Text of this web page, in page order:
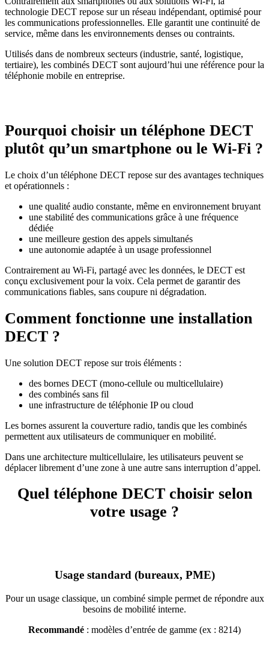
technologie DECT repose sur un réseau indépendant, optimisé pour
les communications professionnelles. Elle garantit une continuité de
service, même dans les environnements denses ou contraints.
Utilisés dans de nombreux secteurs (industrie, santé, logistique,
tertiaire), les combinés DECT sont aujourd’hui une référence pour la
téléphonie mobile en entreprise.
Pourquoi choisir un téléphone DECT
plutôt qu’un smartphone ou le Wi-Fi ?
Le choix d’un téléphone DECT repose sur des avantages techniques
et opérationnels :
une qualité audio constante, même en environnement bruyant
une stabilité des communications grâce à une fréquence
dédiée
une meilleure gestion des appels simultanés
une autonomie adaptée à un usage professionnel
Contrairement au Wi-Fi, partagé avec les données, le DECT est
conçu exclusivement pour la voix. Cela permet de garantir des
communications fiables, sans coupure ni dégradation.
Comment fonctionne une installation
DECT ?
Une solution DECT repose sur trois éléments :
des bornes DECT (mono-cellule ou multicellulaire)
des combinés sans fil
une infrastructure de téléphonie IP ou cloud
Les bornes assurent la couverture radio, tandis que les combinés
permettent aux utilisateurs de communiquer en mobilité.
Dans une architecture multicellulaire, les utilisateurs peuvent se
déplacer librement d’une zone à une autre sans interruption d’appel.
Quel téléphone DECT choisir selon
votre usage ?
Usage standard (bureaux, PME)
Pour un usage classique, un combiné simple permet de répondre aux
besoins de mobilité interne.
Recommandé : modèles d’entrée de gamme (ex : 8214)